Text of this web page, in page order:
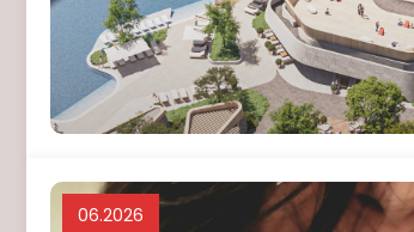
06.2026